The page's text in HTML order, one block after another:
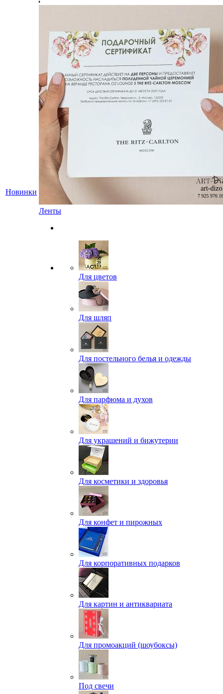
Новинки
Ленты
Для цветов
Для шляп
Для постельного белья и одежды
Для парфюма и духов
Для украшений и бижутерии
Для косметики и здоровья
Для конфет и пирожных
Для корпоративных подарков
Для картин и антиквариата
Для промоакций (шоубоксы)
Под свечи